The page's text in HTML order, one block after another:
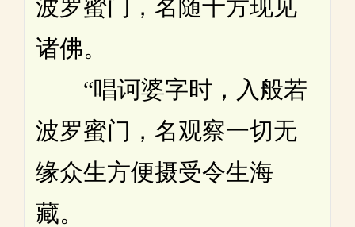
波罗蜜门，名随十方现见
诸佛。
“唱诃婆字时，入般若
波罗蜜门，名观察一切无
缘众生方便摄受令生海
藏。